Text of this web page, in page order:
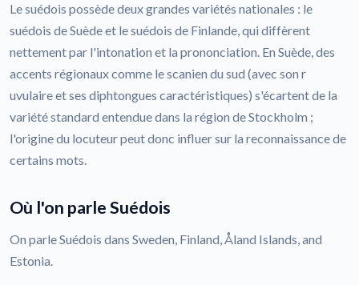
Le suédois possède deux grandes variétés nationales : le
suédois de Suède et le suédois de Finlande, qui diffèrent
nettement par l'intonation et la prononciation. En Suède, des
accents régionaux comme le scanien du sud (avec son r
uvulaire et ses diphtongues caractéristiques) s'écartent de la
variété standard entendue dans la région de Stockholm ;
l'origine du locuteur peut donc influer sur la reconnaissance de
certains mots.
Où l'on parle Suédois
On parle Suédois dans Sweden, Finland, Åland Islands, and
Estonia.